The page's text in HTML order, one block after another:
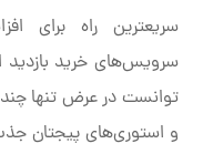
سریعترین راه برای
سرویس‌های خرید بازدید
توانست در عرض تنها
و استوری‌های پیجتان